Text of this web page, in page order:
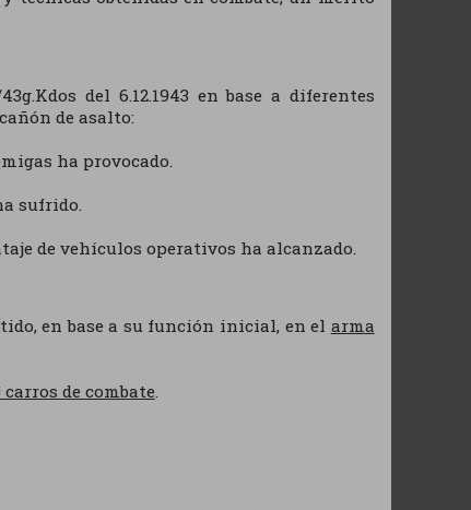
del 6.12.1943 en base a diferentes
de asalto:
ha provocado.
sufrido.
de vehículos operativos ha alcanzado.
en base a su función inicial, en el arma
carros de combate.